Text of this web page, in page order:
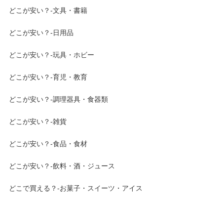
どこが安い？-文具・書籍
どこが安い？-日用品
どこが安い？-玩具・ホビー
どこが安い？-育児・教育
どこが安い？-調理器具・食器類
どこが安い？-雑貨
どこが安い？-食品・食材
どこが安い？-飲料・酒・ジュース
どこで買える？-お菓子・スイーツ・アイス